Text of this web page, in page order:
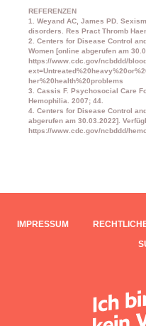
REFERENZEN
1. Weyand AC, James PD.
disorders. Res Pract Thromb
2. Centers for Disease Control
Women [online abgerufen am
https://www.cdc.gov/ncbddd/
her%20health%20problems
3. Cassis F. Psychosocial Care
Hemophilia. 2007; 44.
4. Centers for Disease Control
abgerufen am 30.03.2022].
https://www.cdc.gov/ncbddd/
IMPRESSUM